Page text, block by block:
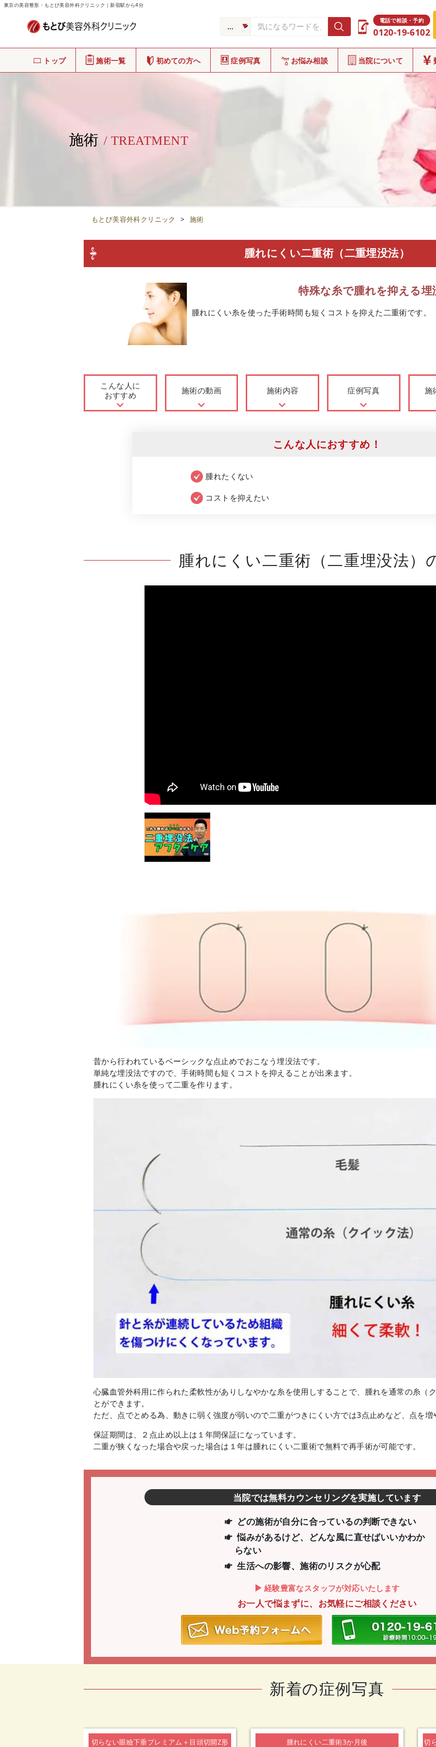
東京の美容整形・もとび美容外科クリニック｜新宿駅から4分
電話で相談・予約
0120-19-6102
トップ 施術一覧 初めての方へ 症例写真 お悩み相談 当院について
施術 / TREATMENT
もとび美容外科クリニック > 施術
腫れにくい二重術（二重埋没法）
特殊な糸で腫れを抑える埋
腫れにくい糸を使った手術時間も短くコストを抑えた二重術です。
こんな人に
おすすめ
施術の動画 施術内容 症例写真 施
こんな人におすすめ！
腫れたくない
コストを抑えたい
腫れにくい二重術（二重埋没法）
昔から行われているベーシックな点止めでおこなう埋没法です。
単純な埋没法ですので、手術時間も短くコストを抑えることが出来ます。
腫れにくい糸を使って二重を作ります。
心臓血管外科用に作られた柔軟性がありしなやかな糸を使用しすることで、腫れを通常の糸（
とができます。
ただ、点でとめる為、動きに弱く強度が弱いので二重がつきにくい方では3点止めなど、点を
保証期間は、２点止め以上は１年間保証になっています。
二重が狭くなった場合や戻った場合は１年は腫れにくい二重術で無料で再手術が可能です。
当院では無料カウンセリングを実施しています
どの施術が自分に合っているの判断できない
悩みがあるけど、どんな風に直せばいいかわか
らない
生活への影響、施術のリスクが心配
経験豊富なスタッフが対応いたします
お一人で悩まずに、お気軽にご相談ください
新着の症例写真
切らない眼瞼下垂プレミアム＋目頭切開Z形
腫れにくい二重術3か月後 切